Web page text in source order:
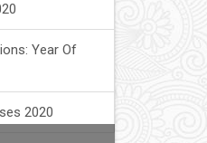
Year Of
2020